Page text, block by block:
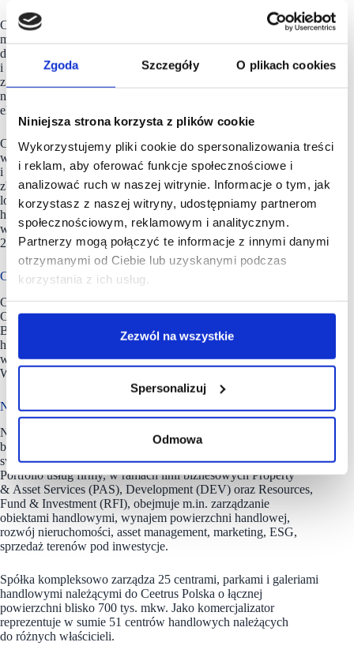
Zgoda Szczegóły O plikach cookies
Niniejsza strona korzysta z plików cookie
Wykorzystujemy pliki cookie do spersonalizowania treści
i reklam, aby oferować funkcje społecznościowe i
analizować ruch w naszej witrynie. Informacje o tym, jak
korzystasz z naszej witryny, udostępniamy partnerom
społecznościowym, reklamowym i analitycznym.
Partnerzy mogą połączyć te informacje z innymi danymi
otrzymanymi od Ciebie lub uzyskanymi podczas
korzystania z ich usług.
Zezwól na wszystkie
Spersonalizuj
Odmowa
Centrum Handlowe Auchan Kołbaskowo jest dogodnym
miejscem spotkań i rekreacji. Oferuje przestrzenie dostosowane
do potrzeb rodzin z dziećmi, w tym plac zabaw i pokój rodzica
i dziecka. Klienci centrum mogą korzystać również
z bezpłatnego parkingu na 1550 miejsc, w tym dla osób
niepełnosprawnych oraz ładowarka samochodów
elektrycznych.
Centrum mieści się w Ustowie 45 pod Szczecinem. Powstało
w 2008 roku, a w 2019 roku przeszło kompleksowy remont
i otrzymało znaj jakości Oshopping potwierdzający
zbalansowaną ofertę, wygodę zakupów i program animacji dla
lokalnej spopłeczmości. Obiekt ma 21 730 mkw. powierzchni
handlowej. Centrum jest otwarte od poniedziałku do soboty
w godz. 9:00-21:00 oraz w niedziele handlowe w godz. 9:30-
20:00.
Ceetrus Polska jest obecny na 10. rynkach
Ceetrus Polska (Ceetrus Polska sp. z o.o.) jest właścicielem 22
Centrów Handlowych Auchan oraz Galerii Łomianki i Galerii
Bronowice. Firma dysponuje również portfolio blisko 160
ha terenów inwestycyjnych. Firma powstała w 1976 roku
we Francji, a dziś jest obecna w 10 krajach w Europie.
W Polsce spółka prowadzi działalność od 1996 roku.
Nhood Services Poland ma portfolio 25 obiektów handlowych
Nhood Services Poland świadczy kompleksowe usługi dla
branży nieruchomości komercyjnych, by wspierać działalność
swoich klientów i kreować przestrzenie tętniące życiem.
Portfolio usług firmy, w ramach linii biznesowych Property
& Asset Services (PAS), Development (DEV) oraz Resources,
Fund & Investment (RFI), obejmuje m.in. zarządzanie
obiektami handlowymi, wynajem powierzchni handlowej,
rozwój nieruchomości, asset management, marketing, ESG,
sprzedaż terenów pod inwestycje.
Spółka kompleksowo zarządza 25 centrami, parkami i galeriami
handlowymi należącymi do Ceetrus Polska o łącznej
powierzchni blisko 700 tys. mkw. Jako komercjalizator
reprezentuje w sumie 51 centrów handlowych należących
do różnych właścicieli.